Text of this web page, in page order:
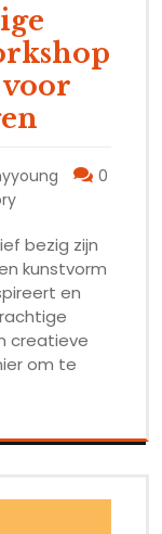
0
bezig zijn
kunstvorm
en
creatieve
om te